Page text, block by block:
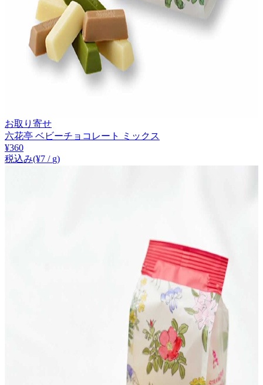
お取り寄せ
六花亭 ベビーチョコレート ミックス
¥360
税込み(¥7 / g)